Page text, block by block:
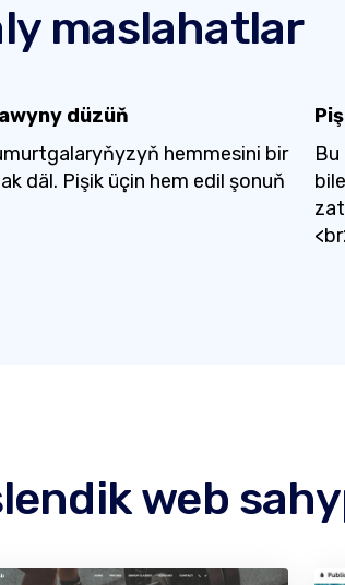
maslahatlar
düzüň
hemmesini bir
däl. Pişik üçin hem edil şonuň
web